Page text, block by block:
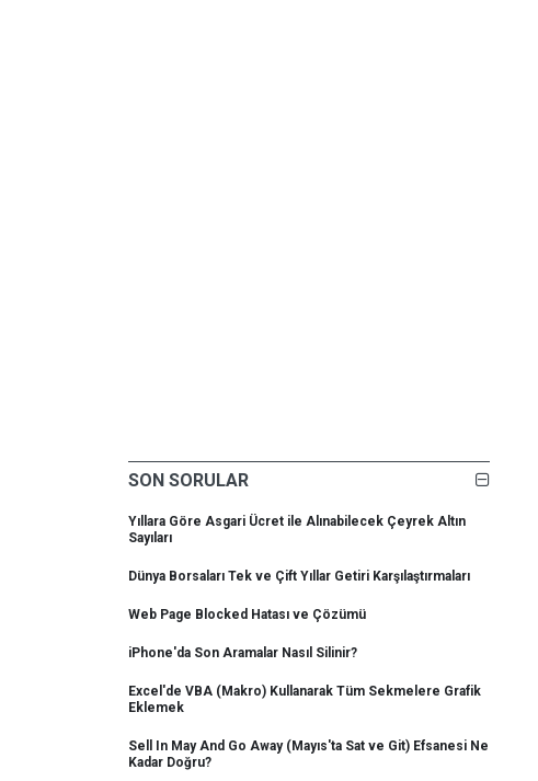
SON SORULAR
Yıllara Göre Asgari Ücret ile Alınabilecek Çeyrek Altın
Sayıları
Dünya Borsaları Tek ve Çift Yıllar Getiri Karşılaştırmaları
Web Page Blocked Hatası ve Çözümü
iPhone'da Son Aramalar Nasıl Silinir?
Excel'de VBA (Makro) Kullanarak Tüm Sekmelere Grafik
Eklemek
Sell In May And Go Away (Mayıs'ta Sat ve Git) Efsanesi Ne
Kadar Doğru?